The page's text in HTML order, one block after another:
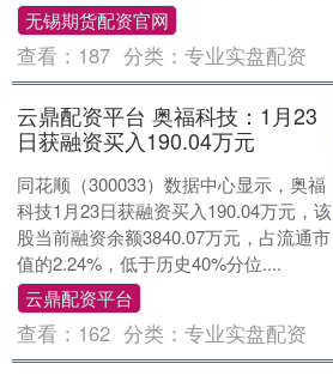
无锡期货配资官网
查看： 187 分类：专业实盘配资
云鼎配资平台 奥福科技：1月23
日获融资买入190.04万元
同花顺（300033）数据中心显示，奥福
科技1月23日获融资买入190.04万元，该
股当前融资余额3840.07万元，占流通市
值的2.24%，低于历史40%分位....
云鼎配资平台
查看： 162 分类：专业实盘配资